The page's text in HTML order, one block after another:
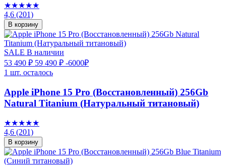
★★★★★
4,6 (201)
В корзину
SALE В наличии
53 490 ₽ 59 490 ₽ -6000₽
1 шт. осталось
Apple iPhone 15 Pro (Восстановленный) 256Gb
Natural Titanium (Натуральный титановый)
★★★★★
4,6 (201)
В корзину